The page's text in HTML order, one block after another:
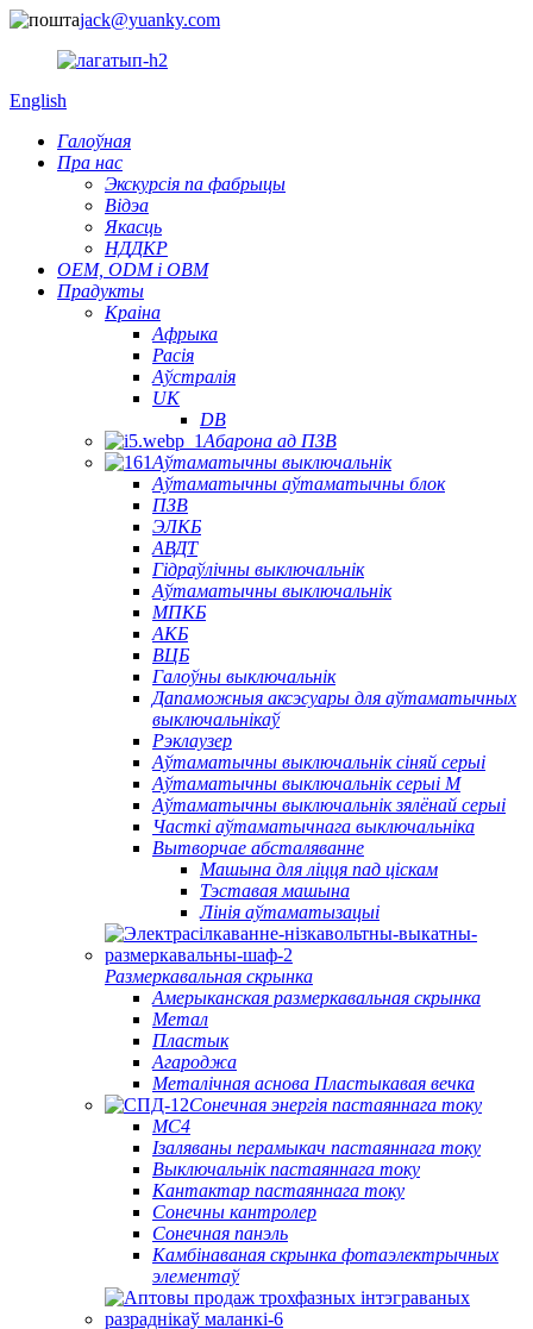
jack@yuanky.com
English
Галоўная
Пра нас
Экскурсія па фабрыцы
Відэа
Якасць
НДДКР
OEM, ODM і OBM
Прадукты
Краіна
Афрыка
Расія
Аўстралія
UK
DB
Абарона ад ПЗВ
Аўтаматычны выключальнік
Аўтаматычны аўтаматычны блок
ПЗВ
ЭЛКБ
АВДТ
Гідраўлічны выключальнік
Аўтаматычны выключальнік
МПКБ
АКБ
ВЦБ
Галоўны выключальнік
Дапаможныя аксэсуары для аўтаматычных
выключальнікаў
Рэклаузер
Аўтаматычны выключальнік сіняй серыі
Аўтаматычны выключальнік серыі M
Аўтаматычны выключальнік зялёнай серыі
Часткі аўтаматычнага выключальніка
Вытворчае абсталяванне
Машына для ліцця пад ціскам
Тэставая машына
Лінія аўтаматызацыі
Размеркавальная скрынка
Амерыканская размеркавальная скрынка
Метал
Пластык
Агароджа
Металічная аснова Пластыкавая вечка
Сонечная энергія пастаяннага току
МС4
Ізаляваны перамыкач пастаяннага току
Выключальнік пастаяннага току
Кантактар ​​пастаяннага току
Сонечны кантролер
Сонечная панэль
Камбінаваная скрынка фотаэлектрычных
элементаў